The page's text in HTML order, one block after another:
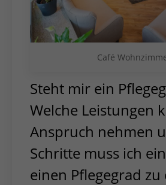
Café
Steht mir ein
Welche Leistungen
Anspruch nehmen
Schritte muss ich
einen Pflegegrad zu